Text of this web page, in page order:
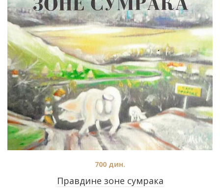
Правдине зоне сумрака
700 дин.